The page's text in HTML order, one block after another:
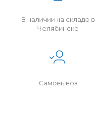
В наличии на складе в
Челябинске
Самовывоз